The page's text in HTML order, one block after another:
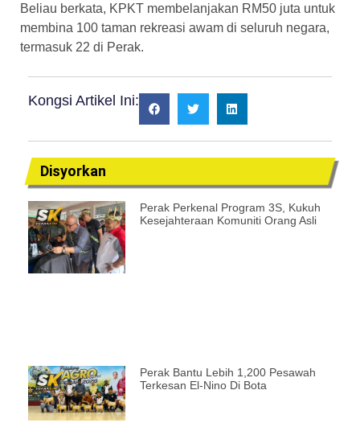
Beliau berkata, KPKT membelanjakan RM50 juta untuk
membina 100 taman rekreasi awam di seluruh negara,
termasuk 22 di Perak.
Kongsi Artikel Ini:
Disyorkan
Perak Perkenal Program 3S, Kukuh
Kesejahteraan Komuniti Orang Asli
Perak Bantu Lebih 1,200 Pesawah
Terkesan El-Nino Di Bota